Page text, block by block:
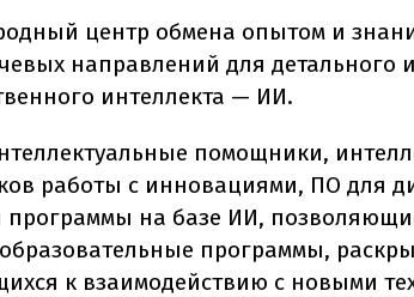
центр обмена опытом и
направлений для детального
интеллекта — ИИ.
помощники,
работы с инновациями, ПО для
на базе ИИ,
программы,
к взаимодействию с новыми